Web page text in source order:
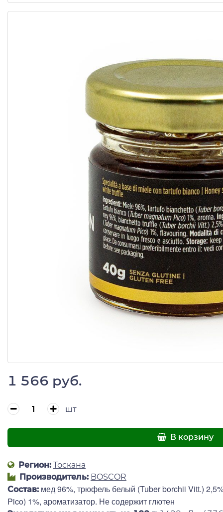
1 566 руб.
шт
В корзину
Регион: Тоскана
Производитель: BOSCOR
Состав: мед 96%, трюфель белый (Tuber borchii Vitt.)
Pico) 1%, ароматизатор. Не содержит глютен